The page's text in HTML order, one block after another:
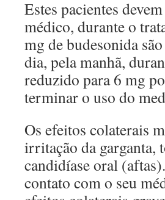
Estes pacientes
médico, durante o
mg de budesonida
dia, pela manhã,
reduzido para 6 mg
terminar o uso do
Os efeitos colaterais
irritação da garganta,
candidíase oral
contato com o seu